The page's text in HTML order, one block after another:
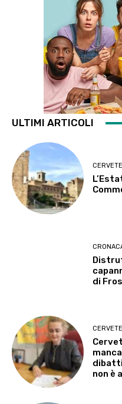
ULTIMI ARTICOLI
di
non è